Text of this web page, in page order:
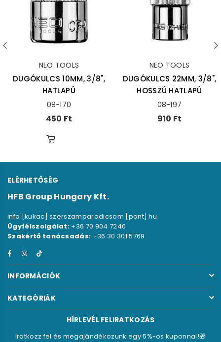
NEO TOOLS
DUGÓKULCS 10MM, 3/8",
HATLAPÚ
08-170
Ár
450 Ft
NEO TOOLS
DUGÓKULCS 22MM, 3/8",
HOSSZÚ HATLAPÚ
08-197
Ár
910 Ft
ELÉRHETŐSÉG
HFB Group Hungary Kft.
info [kukac] szerszamparadicsom [pont] hu
Ügyfélszolgálat: +36 70 904 7240
Szakértő tanácsadás: +36 30 301 5769
FacebookInstagram
INFORMÁCIÓK
KATEGÓRIÁK
HÍRLEVÉL FELIRATKOZÁS
Iratkozz fel és megajándékozunk egy 5%-os kuponnal!🎁